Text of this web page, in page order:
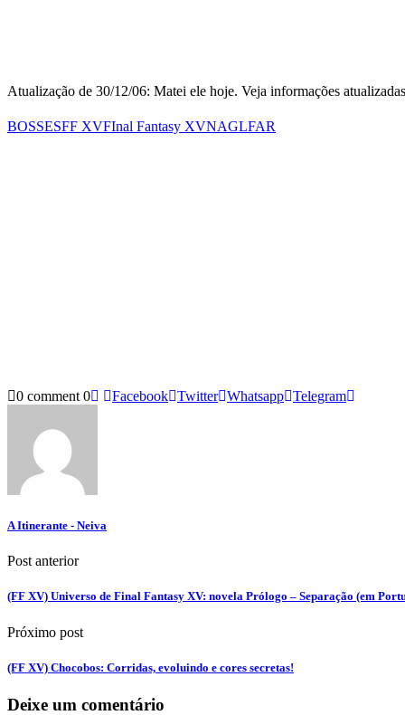
Atualização de 30/12/06: Matei ele hoje. Veja informações
BOSSESFF XVFInal Fantasy XVNAGLFAR
0 comment 0 Facebook Twitter Whatsapp Telegram
A Itinerante - Neiva
Post anterior
(FF XV) Universo de Final Fantasy XV: novela Prólogo – Separação (em
Próximo post
(FF XV) Chocobos: Corridas, evoluindo e cores secretas!
Deixe um comentário